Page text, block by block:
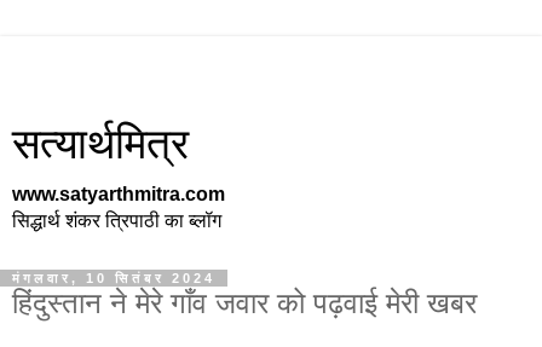
सत्यार्थमित्र
www.satyarthmitra.com
सिद्धार्थ शंकर त्रिपाठी का ब्लॉग
मंगलवार, 10 सितंबर 2024
हिंदुस्तान ने मेरे गाँव जवार को पढ़वाई मेरी खबर